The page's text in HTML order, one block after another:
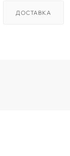
ДОСТАВКА